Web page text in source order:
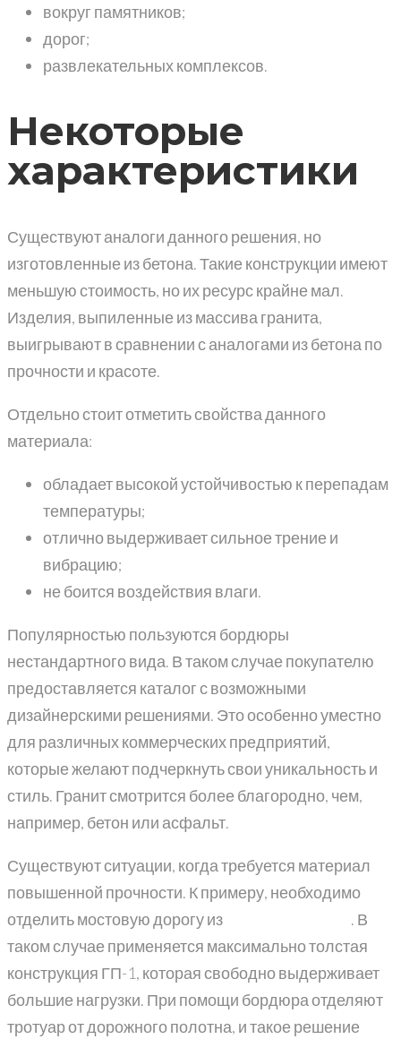
вокруг памятников;
дорог;
развлекательных комплексов.
Некоторые
характеристики
Существуют аналоги данного решения, но
изготовленные из бетона. Такие конструкции имеют
меньшую стоимость, но их ресурс крайне мал.
Изделия, выпиленные из массива гранита,
выигрывают в сравнении с аналогами из бетона по
прочности и красоте.
Отдельно стоит отметить свойства данного
материала:
обладает высокой устойчивостью к перепадам
температуры;
отлично выдерживает сильное трение и
вибрацию;
не боится воздействия влаги.
Популярностью пользуются бордюры
нестандартного вида. В таком случае покупателю
предоставляется каталог с возможными
дизайнерскими решениями. Это особенно уместно
для различных коммерческих предприятий,
которые желают подчеркнуть свои уникальность и
стиль. Гранит смотрится более благородно, чем,
например, бетон или асфальт.
Существуют ситуации, когда требуется материал
повышенной прочности. К примеру, необходимо
отделить мостовую дорогу из
. В
таком случае применяется максимально толстая
конструкция ГП-1, которая свободно выдерживает
большие нагрузки. При помощи бордюра отделяют
тротуар от дорожного полотна, и такое решение